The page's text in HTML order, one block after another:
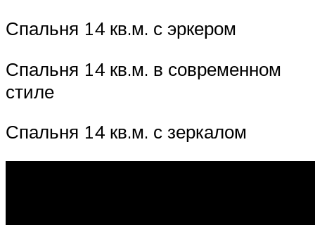
Спальня 14 кв.м. с эркером
Спальня 14 кв.м. в современном
стиле
Спальня 14 кв.м. с зеркалом